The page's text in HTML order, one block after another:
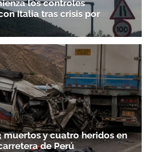
suscribirte a nuestro boletín.
ACEPTAR
los controles
Italia tras crisis por
muertos y cuatro heridos en
de Perú